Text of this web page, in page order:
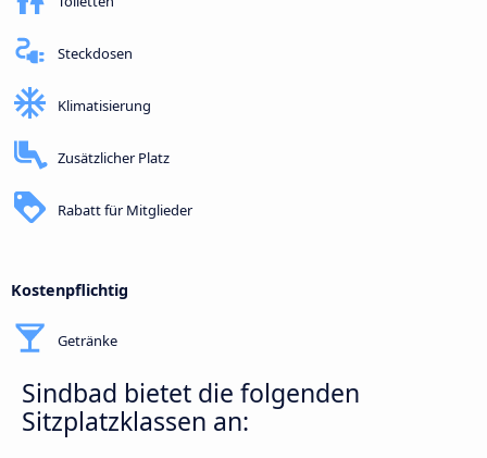
Steckdosen
Klimatisierung
Zusätzlicher Platz
Rabatt für Mitglieder
Kostenpflichtig
Getränke
Sindbad bietet die folgenden
Sitzplatzklassen an: